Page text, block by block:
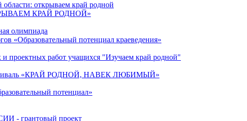
открываем край родной
КРАЙ РОДНОЙ»
олимпиада
«Образовательный потенциал краеведения»
и проектных работ учащихся "Изучаем край родной"
«КРАЙ РОДНОЙ, НАВЕК ЛЮБИМЫЙ»
потенциал»
грантовый проект